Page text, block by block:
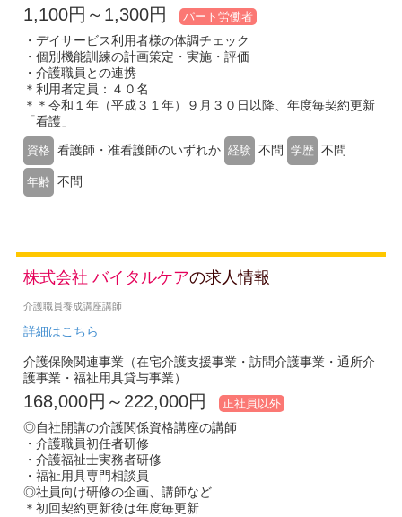
1,100円～1,300円 パート労働者
・デイサービス利用者様の体調チェック
・個別機能訓練の計画策定・実施・評価
・介護職員との連携
＊利用者定員：４０名
＊＊令和１年（平成３１年）９月３０日以降、年度毎契約更新
「看護」
資格 看護師・准看護師のいずれか 経験 不問 学歴 不問
年齢 不問
株式会社 バイタルケアの求人情報
介護職員養成講座講師
詳細はこちら
介護保険関連事業（在宅介護支援事業・訪問介護事業・通所介
護事業・福祉用具貸与事業）
168,000円～222,000円 正社員以外
◎自社開講の介護関係資格講座の講師
・介護職員初任者研修
・介護福祉士実務者研修
・福祉用具専門相談員
◎社員向け研修の企画、講師など
＊初回契約更新後は年度毎更新